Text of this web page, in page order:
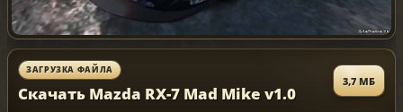
ЗАГРУЗКА ФАЙЛА
Скачать Mazda RX-7 Mad Mike v1.0
3,7 МБ